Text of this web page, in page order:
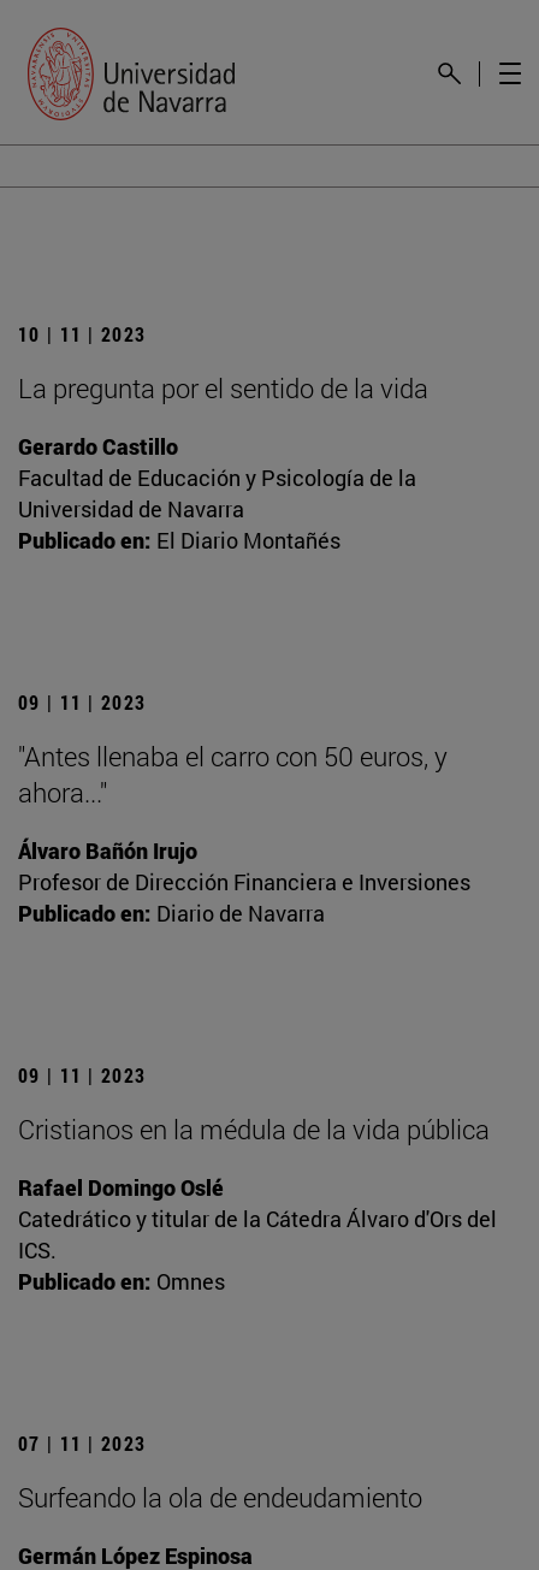
10 | 11 | 2023
La pregunta por el sentido de la vida
Gerardo Castillo
Facultad de Educación y Psicología de la
Universidad de Navarra
Publicado en: El Diario Montañés
09 | 11 | 2023
"Antes llenaba el carro con 50 euros, y
ahora..."
Álvaro Bañón Irujo
Profesor de Dirección Financiera e Inversiones
Publicado en: Diario de Navarra
09 | 11 | 2023
Cristianos en la médula de la vida pública
Rafael Domingo Oslé
Catedrático y titular de la Cátedra Álvaro d'Ors del
ICS.
Publicado en: Omnes
07 | 11 | 2023
Surfeando la ola de endeudamiento
Germán López Espinosa